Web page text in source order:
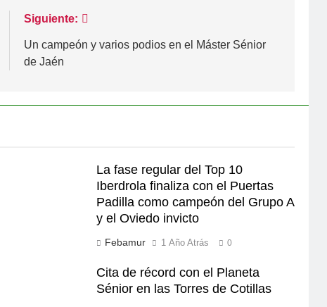
Siguiente:
Un campeón y varios podios en el Máster Sénior
de Jaén
La fase regular del Top 10
Iberdrola finaliza con el Puertas
Padilla como campeón del Grupo A
y el Oviedo invicto
Febamur 1 Año Atrás 0
Cita de récord con el Planeta
Sénior en las Torres de Cotillas